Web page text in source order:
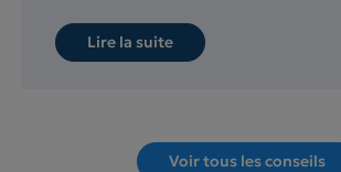
Lire la suite
Voir tous les conseils